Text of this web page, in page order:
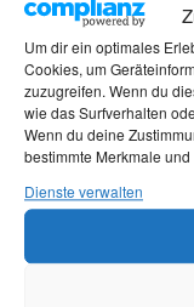
Um dir ein optimales
Cookies, um
zuzugreifen. Wenn du
wie das Surfverhalten
Wenn du deine
bestimmte Merkmale
Dienste verwalten
Sturz – Nachtrag
Sturz mit Folgen
Gibt es was Neues?
Älter werden
Kategorien
Kategorien
Top-Beiträge